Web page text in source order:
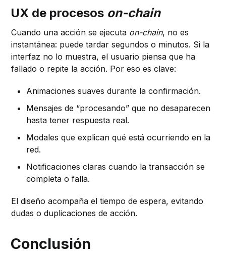
UX de procesos on-chain
Cuando una acción se ejecuta on-chain, no es
instantánea: puede tardar segundos o minutos. Si la
interfaz no lo muestra, el usuario piensa que ha
fallado o repite la acción. Por eso es clave:
Animaciones suaves durante la confirmación.
Mensajes de “procesando” que no desaparecen
hasta tener respuesta real.
Modales que explican qué está ocurriendo en la
red.
Notificaciones claras cuando la transacción se
completa o falla.
El diseño acompaña el tiempo de espera, evitando
dudas o duplicaciones de acción.
Conclusión